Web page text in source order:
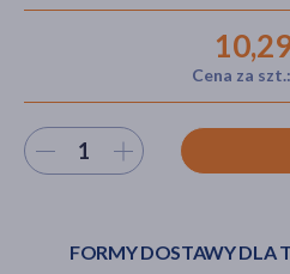
Cena za
Wybierz ilość
FORMY DOSTAWY DLA